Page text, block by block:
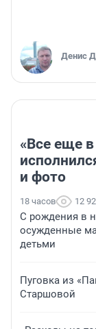
Денис
«Все еще
и фото
18 часов 12
С рождения в
осужденные
детьми
Пуговка из
Старшовой